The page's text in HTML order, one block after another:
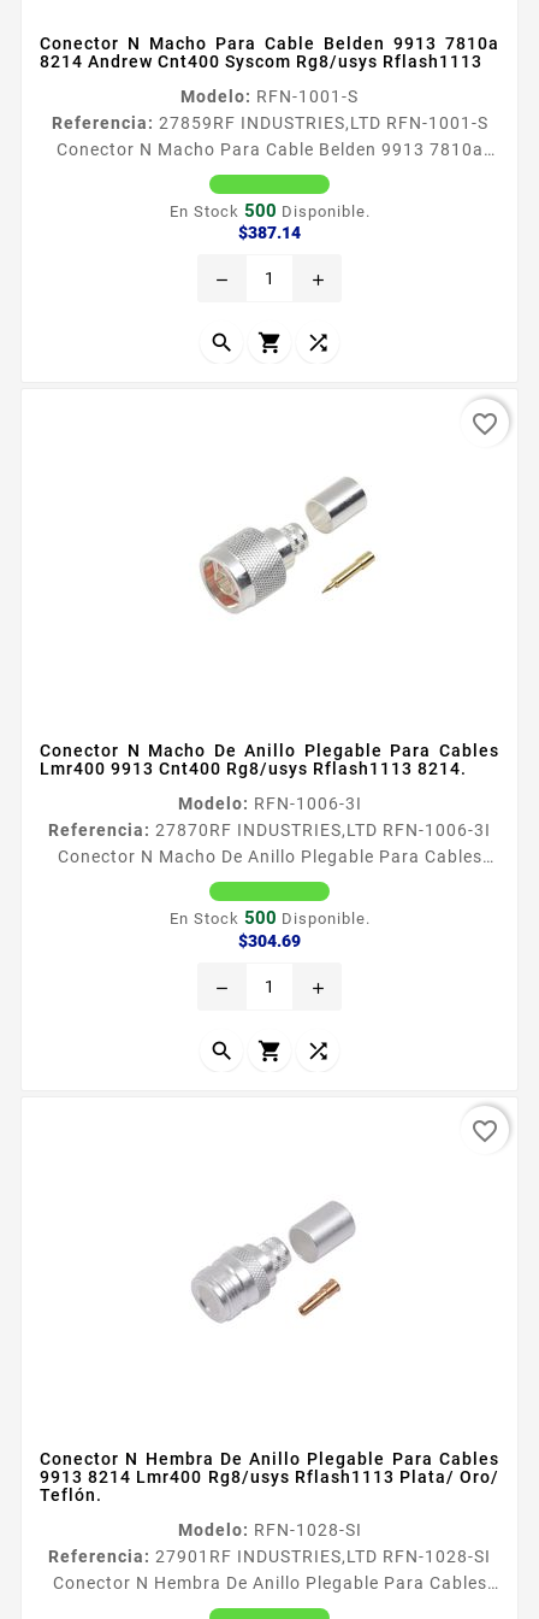
Conector N Macho Para Cable Belden 9913 7810a
8214 Andrew Cnt400 Syscom Rg8/usys Rflash1113
Modelo: RFN-1001-S
Referencia: 27859RF INDUSTRIES,LTD RFN-1001-S
Conector N Macho Para Cable Belden 9913 7810a
8214 Andrew Cnt400 Syscom Rg8/usys Rflash1113
Conector N macho para LMR400 9913 7810A 8214
CNT400 RG8USYS RFLASH1113 Tipo de Conector N
8214 ANDREW CNT400 RG8USYS RFLASH1113 TIMES
Cuerpo de Bronce Plateado Contacto Central Oro
En Stock 500 Disponible.
$387.14Precio
remove add
  
Conector N Macho De Anillo Plegable Para Cables
Lmr400 9913 Cnt400 Rg8/usys Rflash1113 8214.
Modelo: RFN-1006-3I
Referencia: 27870RF INDUSTRIES,LTD RFN-1006-3I
Conector N Macho De Anillo Plegable Para Cables
Lmr400 9913 Cnt400 Rg8/usys Rflash1113 8214.
Conector N Macho para LMR400 9913 7810A 8214
CNT400 RG8USYS RFLASH1113 Tipo de Conector N
8214 CNT400 RG8USYS RFLASH1113 Modo de
Contacto Central Oro Aislante Dieleacutectrico...
En Stock 500 Disponible.
$304.69Precio
remove add
  
favorite_border
Conector N Hembra De Anillo Plegable Para Cables
9913 8214 Lmr400 Rg8/usys Rflash1113 Plata/ Oro/
Teflón.
Modelo: RFN-1028-SI
Referencia: 27901 RF INDUSTRIES,LTD RFN-1028-SI
Conector N Hembra De Anillo Plegable Para Cables
9913 8214 Lmr400 Rg8/usys Rflash1113 Plata/ Oro/
favorite_border